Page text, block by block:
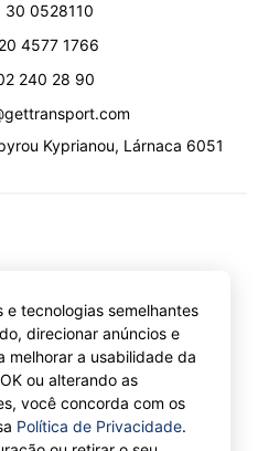
30 0528110
4577 1766
240 28 90
Kyprianou, Lárnaca 6051
GetTransport®
Limited.
e tecnologias semelhantes
direcionar anúncios e
melhorar a usabilidade da
ou alterando as
você concorda com os
Política de Privacidade.